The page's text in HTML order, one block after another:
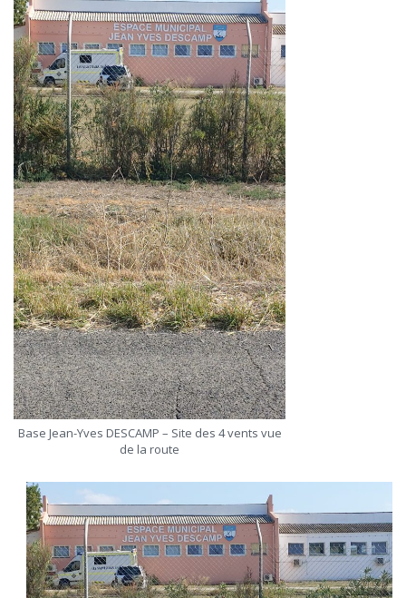
Base Jean-Yves DESCAMP – Site des 4 vents vue
de la route